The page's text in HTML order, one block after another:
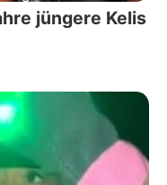
jüngere Kelis